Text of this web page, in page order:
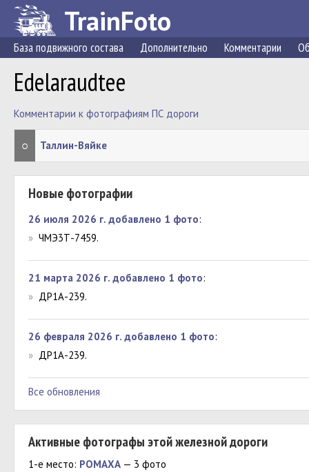
TrainFoto
База подвижного состава Дополнительно Комментарии
Edelaraudtee
Комментарии к фотографиям ПС дороги
○ Таллин-Вяйке
Новые фотографии
26 июля 2026 г. добавлено 1 фото:
» ЧМЭ3Т-7459.
21 марта 2026 г. добавлено 1 фото:
» ДР1А-239.
26 февраля 2026 г. добавлено 1 фото:
» ДР1А-239.
Все обновления
Активные фотографы этой железной дороги
1-е место: РОМАХА — 3 фото